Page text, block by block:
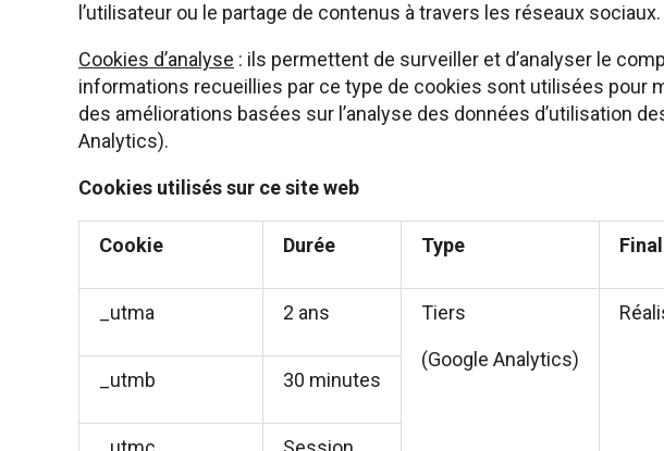
l’utilisateur ou le partage de contenus à travers les réseaux sociaux.
Cookies d’analyse : ils permettent de surveiller et d’analyser le
informations recueillies par ce type de cookies sont utilisées pour
des améliorations basées sur l’analyse des données d’utilisation
Analytics).
Cookies utilisés sur ce site web
Cookie Durée Type
_utma 2 ans Tiers
(Google Analytics)
_utmb 30 minutes